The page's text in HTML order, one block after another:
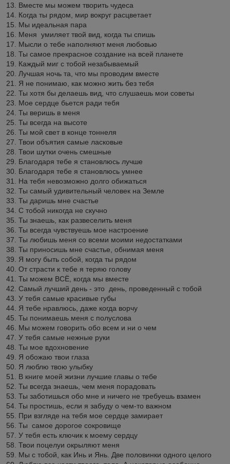
13. Вместе мы можем творить чудеса
14. Когда ты рядом, мир вокруг расцветает
15. Мы идеальная пара
16. Меня умиляет твой вид, когда ты спишь
17. Мысли о тебе наполняют меня любовью
18. Ты самое прекрасное создание на всей планете
19. Каждый миг с тобой незабываемый
20. Лучшая ночь та, что мы проводим вместе
21. Я не понимаю, как можно жить без тебя
22. Ты хотя бы делаешь вид, что слушаешь мои советы
23. Мое сердце бьется ради тебя
24. Ты веришь в меня
25. Ты всегда на высоте
26. Ты мой свет в конце тоннеля
27. Твои объятия самые ласковые
28. Твои шутки очень смешные
29. Благодаря тебе я становлюсь лучше
30. Благодаря тебе я становлюсь умнее
31. На тебя невозможно долго обижаться
32. Ты самый удивительный человек на Земле
33. Ты даришь мне счастье
34. С тобой никогда не скучно
35. Ты знаешь, как развеселить меня
36. Ты всегда чувствуешь мое настроение
37. Ты любишь меня со всеми моими недостатками
38. Ты приносишь мне счастье, обнимая меня
39. Я могу быть собой, когда ты рядом
40. От страсти к тебе я теряю голову
41. Ты можем ВСЁ, когда мы вместе
42. Самый лучший день - это день, проведенный с тобой
43. У тебя самые красивые губы
44. Я тебе нравлюсь, даже когда ворчу
45. Ты понимаешь меня с полуслова
46. Мы можем говорить обо всем и ни о чем
47. У тебя самые нежные руки
48. Ты мое вдохновение
49. Я обожаю твои глаза
50. Я люблю твою улыбку
51. В книге моей жизни лучшие главы о тебе
52. Ты всегда знаешь, чем меня порадовать
53. Ты заботишься обо мне и ничего не требуешь взамен
54. Ты простишь, если я забуду о чем-то важном
55. При взгляде на тебя мое сердце замирает
56. Ты самое дорогое сокровище
57. У тебя есть ключик к моему сердцу
58. Твои поцелуи окрыляют меня
59. Мы с тобой, как Инь и Янь. Две половинки одного целого